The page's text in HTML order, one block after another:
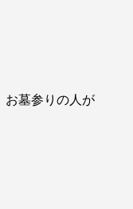
お墓参りの人が